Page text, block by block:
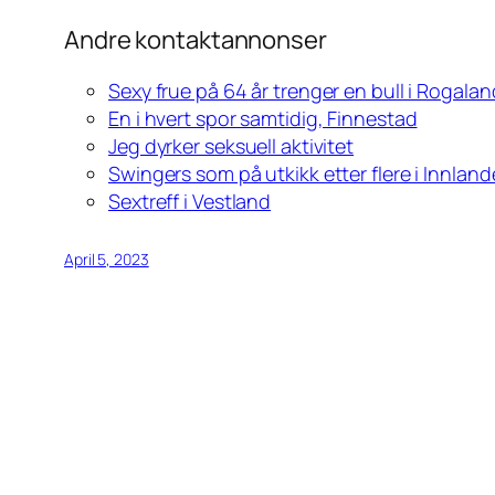
Andre kontaktannonser
Sexy frue på 64 år trenger en bull i
En i hvert spor samtidig, Finnestad
Jeg dyrker seksuell aktivitet
Swingers som på utkikk etter flere i
Sextreff i Vestland
April 5, 2023